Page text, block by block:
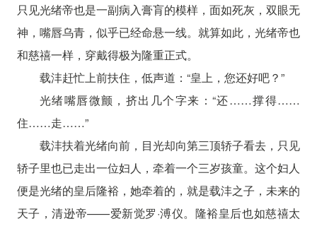
只见光绪帝也是一副病入膏肓的模样，面如死灰，双眼无
神，嘴唇乌青，似乎已经命悬一线。就算如此，光绪帝也
和慈禧一样，穿戴得极为隆重正式。
载沣赶忙上前扶住，低声道：“皇上，您还好吧？”
光绪嘴唇微颤，挤出几个字来：“还……撑得……
住……走……”
载沣扶着光绪向前，目光却向第三顶轿子看去，只见
轿子里也已走出一位妇人，牵着一个三岁孩童。这个妇人
便是光绪的皇后隆裕，她牵着的，就是载沣之子，未来的
天子，清逊帝——爱新觉罗·溥仪。隆裕皇后也如慈禧太